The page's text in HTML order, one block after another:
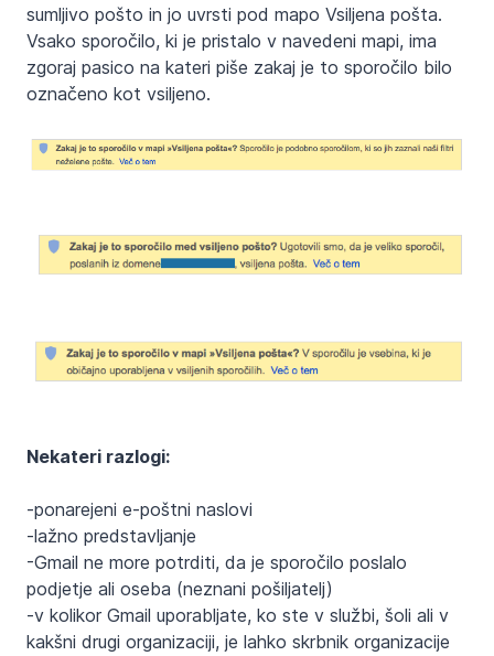
sumljivo pošto in jo uvrsti pod mapo Vsiljena pošta.
Vsako sporočilo, ki je pristalo v navedeni mapi, ima
zgoraj pasico na kateri piše zakaj je to sporočilo bilo
označeno kot vsiljeno.
Nekateri razlogi:
-ponarejeni e-poštni naslovi
-lažno predstavljanje
-Gmail ne more potrditi, da je sporočilo poslalo
podjetje ali oseba (neznani pošiljatelj)
-v kolikor Gmail uporabljate, ko ste v službi, šoli ali v
kakšni drugi organizaciji, je lahko skrbnik organizacije